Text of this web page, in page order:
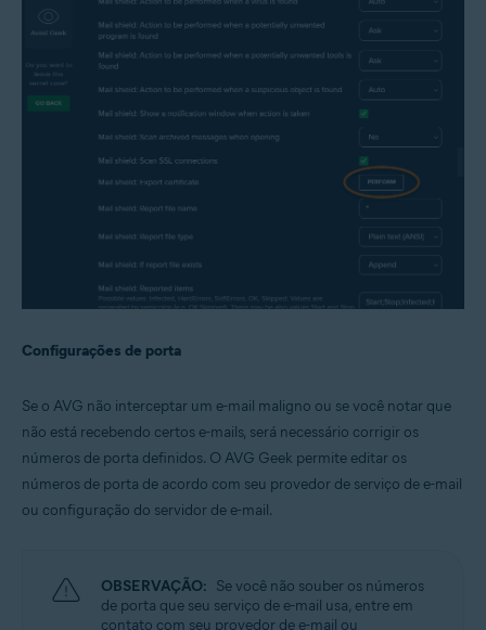
Configurações de porta
Se o AVG não interceptar um e-mail maligno ou se você notar que
não está recebendo certos e-mails, será necessário corrigir os
números de porta definidos. O AVG Geek permite editar os
números de porta de acordo com seu provedor de serviço de e-mail
ou configuração do servidor de e-mail.
OBSERVAÇÃO: Se você não souber os números
de porta que seu serviço de e-mail usa, entre em
contato com seu provedor de e-mail ou